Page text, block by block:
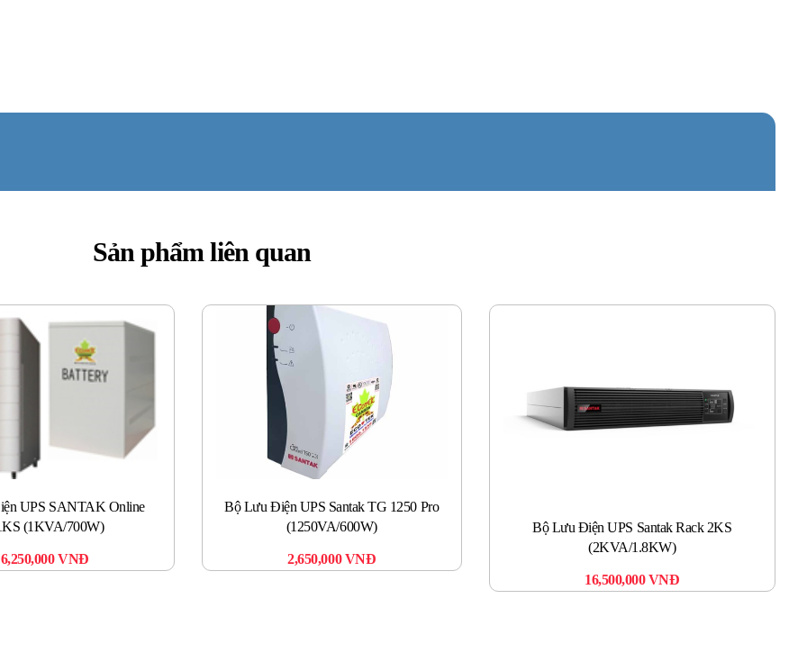
Sản phẩm liên quan
UPS SANTAK Online
(1KVA/700W)
6,250,000VNĐ
Bộ Lưu Điện UPS Santak TG 1250 Pro
(1250VA/600W)
2,650,000VNĐ
Bộ Lưu Điện UPS Santak Rack 2KS
(2KVA/1.8KW)
16,500,000VNĐ